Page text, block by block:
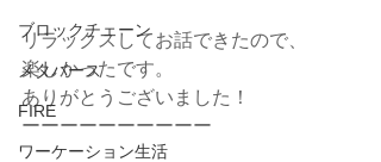
ブロックチェーン
メタバース
FIRE
ワーケーション生活
リラックスしてお話できたので、
楽しかったです。
ありがとうございました！
ーーーーーーーーーー